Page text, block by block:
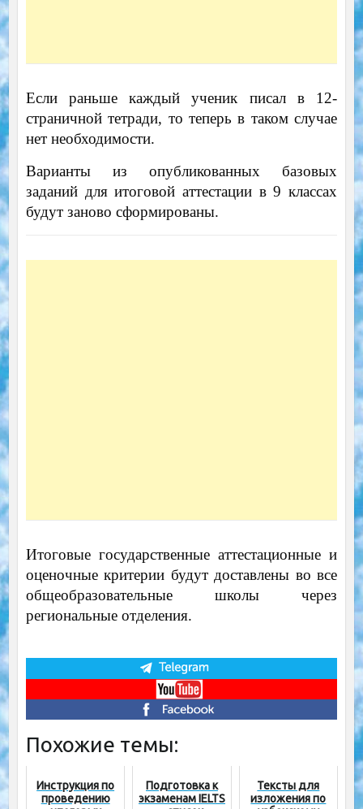
Если раньше каждый ученик писал в 12-
страничной тетради, то теперь в таком случае
нет необходимости.
Варианты из опубликованных базовых
заданий для итоговой аттестации в 9 классах
будут заново сформированы.
Итоговые государственные аттестационные и
оценочные критерии будут доставлены во все
общеобразовательные школы через
региональные отделения.
Похожие темы:
Инструкция по
проведению
Подготовка к
экзаменам IELTS
Тексты для
изложения по